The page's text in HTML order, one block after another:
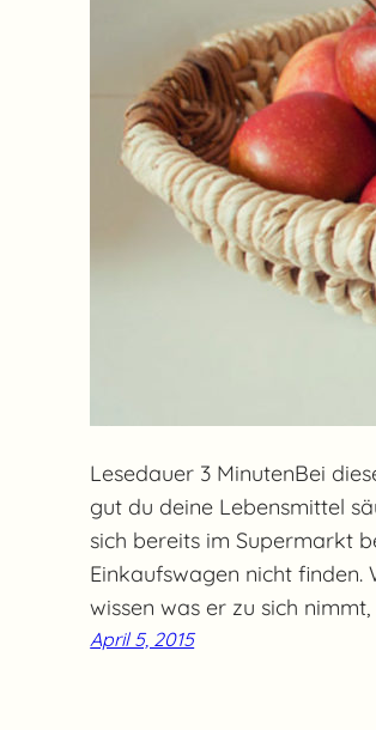
Lesedauer 3 MinutenBei
gut du deine Lebensmittel
sich bereits im Supermarkt
Einkaufswagen nicht
wissen was er zu sich
April 5, 2015